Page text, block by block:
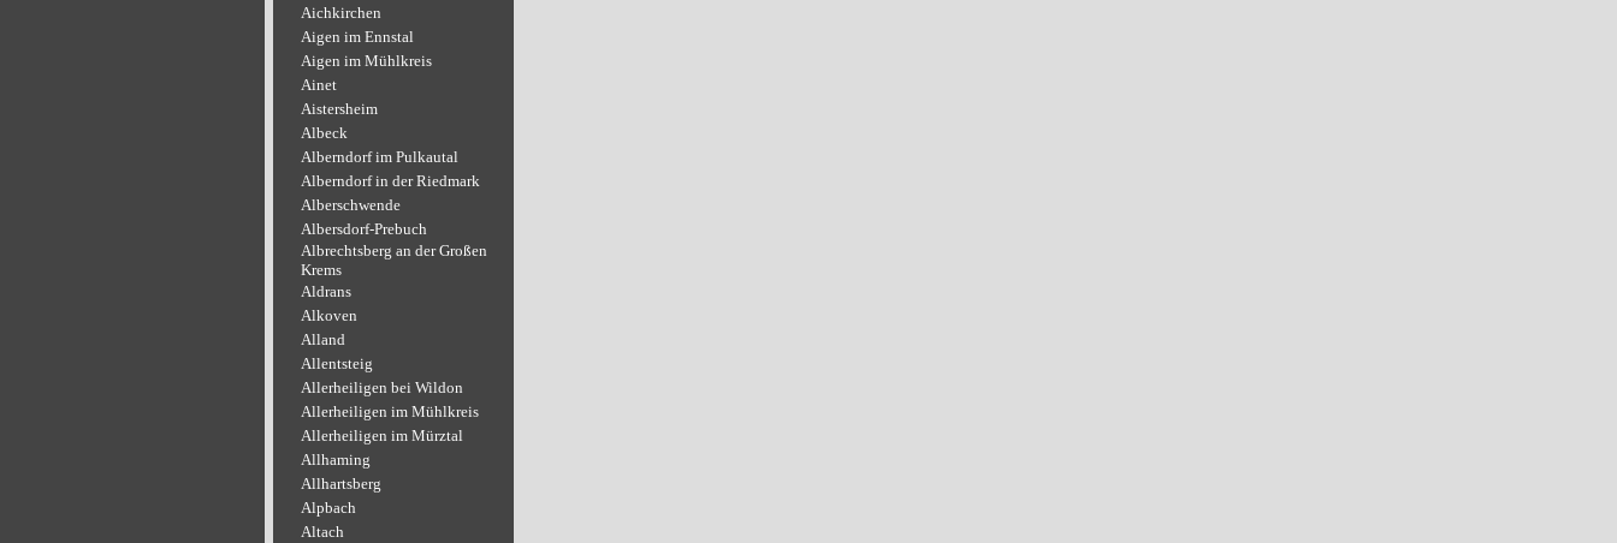
Aichkirchen
Aigen im Ennstal
Aigen im Mühlkreis
Ainet
Aistersheim
Albeck
Alberndorf im Pulkautal
Alberndorf in der Riedmark
Alberschwende
Albersdorf-Prebuch
Albrechtsberg an der Großen
Krems
Aldrans
Alkoven
Alland
Allentsteig
Allerheiligen bei Wildon
Allerheiligen im Mühlkreis
Allerheiligen im Mürztal
Allhaming
Allhartsberg
Alpbach
Altach